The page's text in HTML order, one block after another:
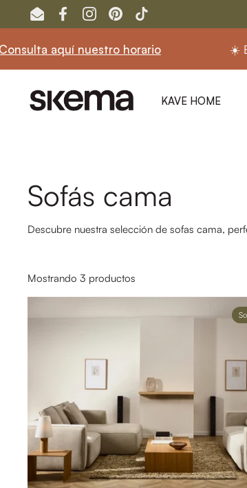
Ir al contenido
EmailFacebookInstagram
PinterestTikTok
aquí nuestro horario ☀️ En
KAVE HOME
Sofás cama
Descubre nuestra selección de sofas cama,
Mostrando 3 productos